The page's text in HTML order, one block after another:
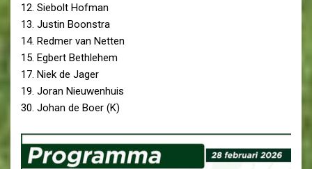
12. Siebolt Hofman
13. Justin Boonstra
14. Redmer van Netten
15. Egbert Bethlehem
17. Niek de Jager
19. Joran Nieuwenhuis
30. Johan de Boer (K)